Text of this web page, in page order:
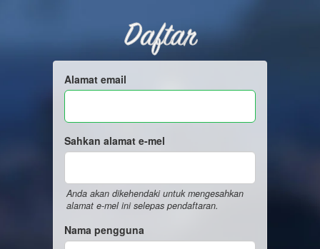
Daftar
Alamat email
Sahkan alamat e-mel
Anda akan dikehendaki untuk mengesahkan
alamat e-mel ini selepas pendaftaran.
Nama pengguna